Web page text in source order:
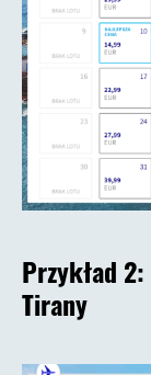
Przykład 2:
Tirany